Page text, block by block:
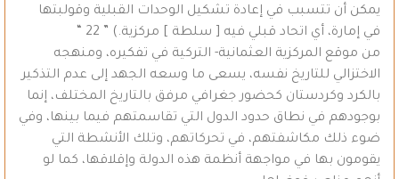
يمكن أن تتسبب في إعادة تشكيل الوحدات القبلية وقولبتها
في إمارة، أي اتحاد قبلي فيه [ سلطة ] مركزية.) ” 22 “
من موقع المركزية العثمانية- التركية في تفكيره، ومنهجه
الاختزالي للتاريخ نفسه، يسعى ما وسعه الجهد إلى عدم التذكير
بالكرد وكردستان كحضور جغرافي مرفق بالتاريخ المختلف، إنما
بوجودهم في نطاق حدود الدول التي تقاسمتهم فيما بينها، وفي
ضوء ذلك مكاشفتهم، في تحركاتهم، وتلك الأنشطة التي
يقومون بها في مواجهة أنظمة هذه الدولة وإقلاقها، كما لو